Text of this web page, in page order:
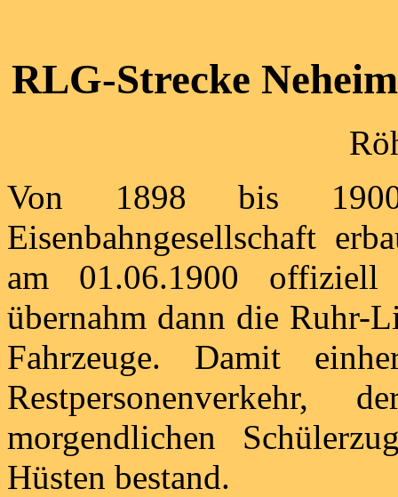
RLG-Strecke
Von 1898 bis 1900
Eisenbahngesellschaft
am 01.06.1900
übernahm dann die Ruhr-
Fahrzeuge. Damit
morgendlichen
Hüsten bestand.